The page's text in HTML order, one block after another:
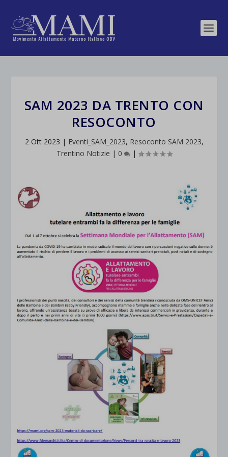
SAM 2023 DA TRENTO CON
RESOCONTO
2 Ott 2023 | Eventi_SAM_2023, Resoconto SAM 2023,
Trentino Notizie | 0 |